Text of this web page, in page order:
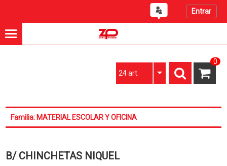
Entrar
0
24 art.
Familia: MATERIAL ESCOLAR Y OFICINA
B/ CHINCHETAS NIQUEL